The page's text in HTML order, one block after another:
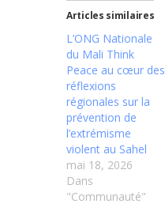
Articles similaires
L’ONG Nationale
du Mali Think
Peace au cœur des
réflexions
régionales sur la
prévention de
l’extrémisme
violent au Sahel
mai 18, 2026
Dans
"Communauté"